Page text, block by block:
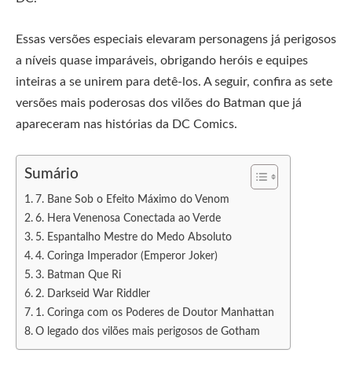
Essas versões especiais elevaram personagens já perigosos
a níveis quase imparáveis, obrigando heróis e equipes
inteiras a se unirem para detê-los. A seguir, confira as sete
versões mais poderosas dos vilões do Batman que já
apareceram nas histórias da DC Comics.
Sumário
7. Bane Sob o Efeito Máximo do Venom
6. Hera Venenosa Conectada ao Verde
5. Espantalho Mestre do Medo Absoluto
4. Coringa Imperador (Emperor Joker)
3. Batman Que Ri
2. Darkseid War Riddler
1. Coringa com os Poderes de Doutor Manhattan
O legado dos vilões mais perigosos de Gotham